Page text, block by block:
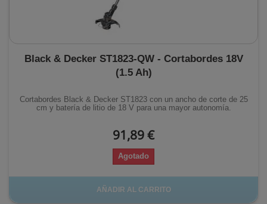
Black & Decker ST1823-QW - Cortabordes 18V
(1.5 Ah)
Cortabordes Black & Decker ST1823 con un ancho de corte de 25
cm y batería de litio de 18 V para una mayor autonomía.
91,89 €
Agotado
AÑADIR AL CARRITO